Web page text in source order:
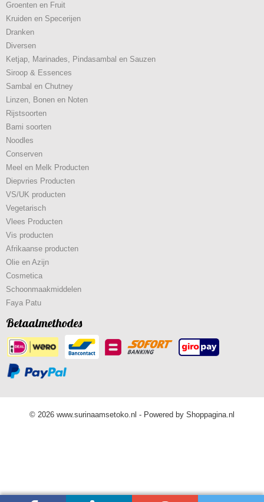
Groenten en Fruit
Kruiden en Specerijen
Dranken
Diversen
Ketjap, Marinades, Pindasambal en Sauzen
Siroop & Essences
Sambal en Chutney
Linzen, Bonen en Noten
Rijstsoorten
Bami soorten
Noodles
Conserven
Meel en Melk Producten
Diepvries Producten
VS/UK producten
Vegetarisch
Vlees Producten
Vis producten
Afrikaanse producten
Olie en Azijn
Cosmetica
Schoonmaakmiddelen
Faya Patu
Betaalmethodes
© 2026 www.surinaamsetoko.nl - Powered by Shoppagina.nl